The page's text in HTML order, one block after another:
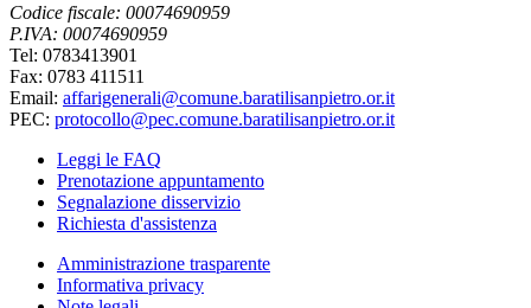
Codice fiscale: 00074690959
P.IVA: 00074690959
Tel: 0783413901
Fax: 0783 411511
Email: affarigenerali@comune.baratilisanpietro.or.it
PEC: protocollo@pec.comune.baratilisanpietro.or.it
Leggi le FAQ
Prenotazione appuntamento
Segnalazione disservizio
Richiesta d'assistenza
Amministrazione trasparente
Informativa privacy